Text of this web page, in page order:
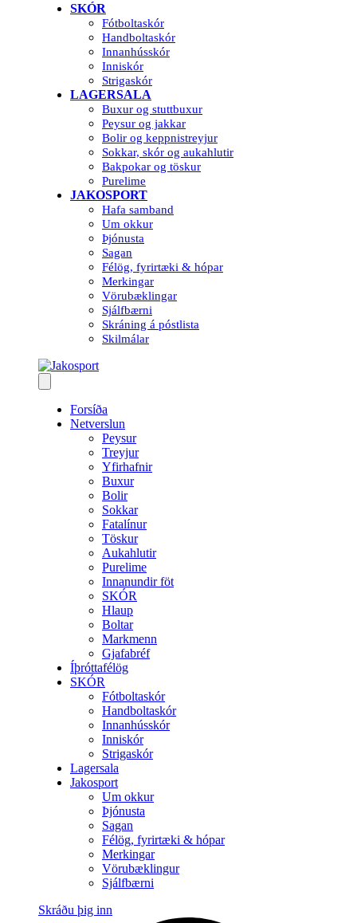
SKÓR
Fótboltaskór
Handboltaskór
Innanhússkór
Inniskór
Strigaskór
LAGERSALA
Buxur og stuttbuxur
Peysur og jakkar
Bolir og keppnistreyjur
Sokkar, skór og aukahlutir
Bakpokar og töskur
Purelime
JAKOSPORT
Hafa samband
Um okkur
Þjónusta
Sagan
Félög, fyrirtæki & hópar
Merkingar
Vörubæklingar
Sjálfbærni
Skráning á póstlista
Skilmálar
Forsíða
Netverslun
Peysur
Treyjur
Yfirhafnir
Buxur
Bolir
Sokkar
Fatalínur
Töskur
Aukahlutir
Purelime
Innanundir föt
SKÓR
Hlaup
Boltar
Markmenn
Gjafabréf
Íþróttafélög
SKÓR
Fótboltaskór
Handboltaskór
Innanhússkór
Inniskór
Strigaskór
Lagersala
Jakosport
Um okkur
Þjónusta
Sagan
Félög, fyrirtæki & hópar
Merkingar
Vörubæklingur
Sjálfbærni
Skráðu þig inn